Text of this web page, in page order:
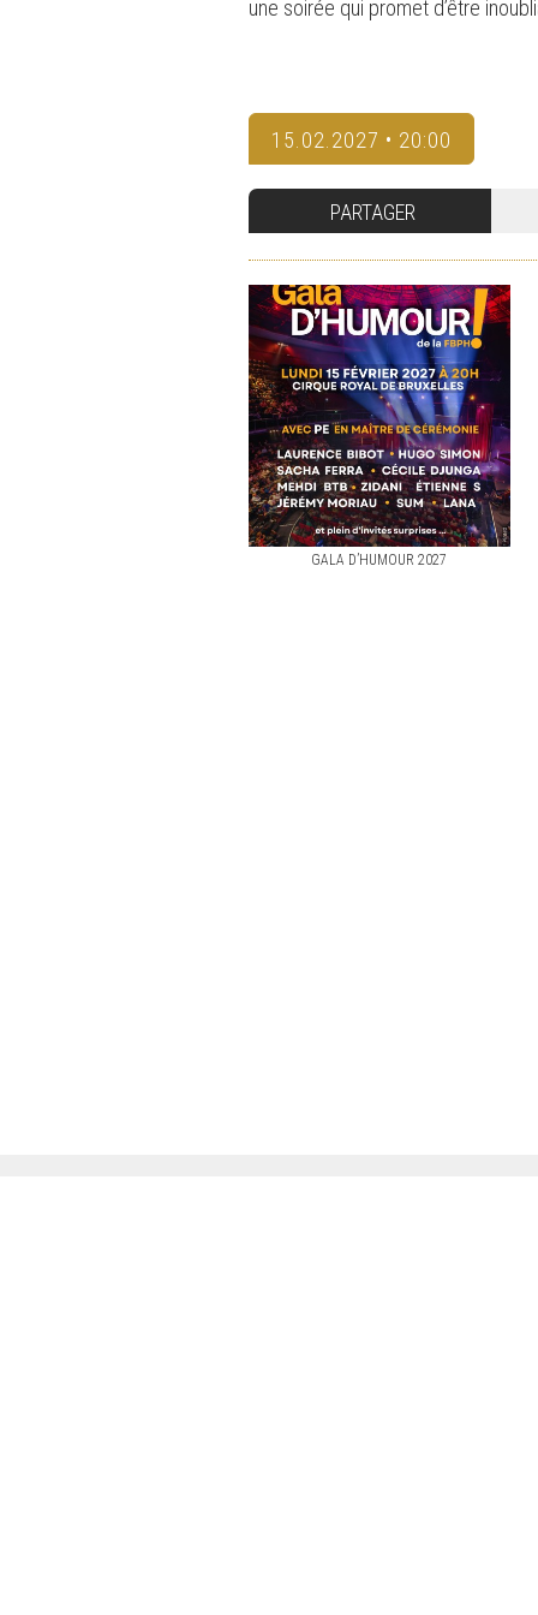
une soirée qui promet d’être
15.02.2027 • 20:00
PARTAGER
GALA D’HUMOUR 2027